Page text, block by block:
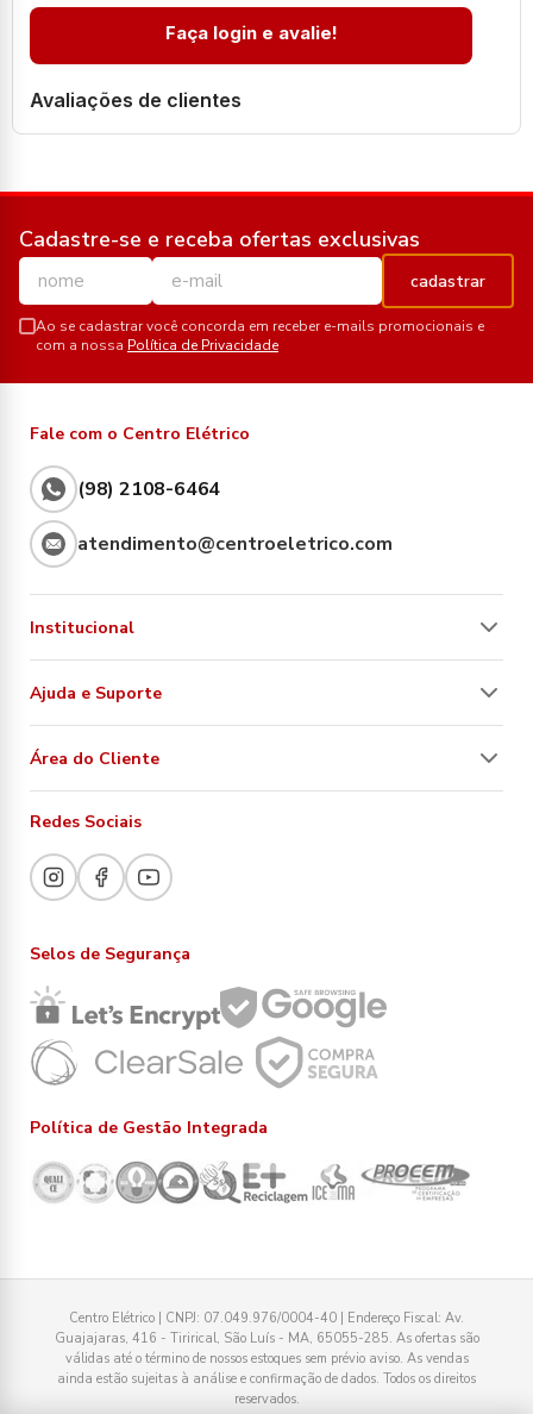
Faça login e avalie!
Avaliações de clientes
Cadastre-se e receba ofertas exclusivas
cadastrar
Ao se cadastrar você concorda em receber e-mails promocionais e
com a nossa Política de Privacidade
Fale com o Centro Elétrico
(98) 2108-6464
atendimento@centroeletrico.com
Institucional
Ajuda e Suporte
Área do Cliente
Redes Sociais
Selos de Segurança
Política de Gestão Integrada
Centro Elétrico | CNPJ: 07.049.976/0004-40 | Endereço Fiscal: Av.
Guajajaras, 416 - Tirirical, São Luís - MA, 65055-285. As ofertas são
válidas até o término de nossos estoques sem prévio aviso. As vendas
ainda estão sujeitas à análise e confirmação de dados. Todos os direitos
reservados.